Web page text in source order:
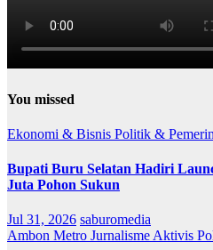
You missed
Ekonomi & Bisnis Politik &
Bupati Buru Selatan Hadiri
Juta Pohon Sukun
Jul 31, 2026 saburomedia
Ambon Metro Jurnalisme Aktivis